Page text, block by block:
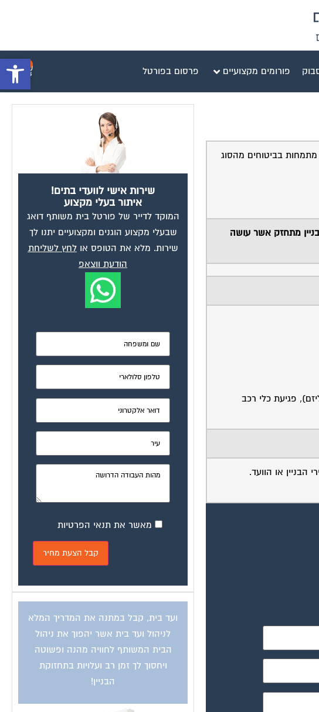
פתח פורומים מקצועיים פרסום בפורטל
מתמחות בביטוחים מהסוג
מתחזק אשר עושה
פגיעת כלי רכב
או הוועד.
שירות אישי לוועדי בתים!
איתור בעלי מקצוע
המוקד לדייר של פורטל בית משותף דואג
שבעלי מקצוע הוגנים ומקצועיים יתנו לך
שירות. מלא את הטופס אולחץ לשליחת
הודעת ווצאפ
מאשר את תנאי הפרטיות
ועד בית, קבל במתנה את המדריך המלא
לניהול ועד בית אשר יהפוך את ניהול
הבית המשותף לחוויה מהנה ופשוטה
ויחסוך לך זמן רב ועלויות בתחזוקת
הבניין!